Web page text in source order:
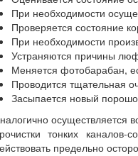
При необходимости
Проверяется состояние
При необходимости
Устраняются причины
Меняется фотобарабан,
Проводится тщательная
Засыпается новый
осуществляется
тонких
предельно